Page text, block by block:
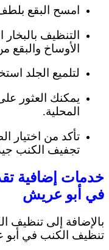
امسح البقع
التنظيف
الأوساخ والبقع
لتلميع الجلد
يمكنك العثور
المحلية.
تأكد من اختيار
تجفيف الكنب
خدمات إضافية
في أبو عريش
بالإضافة إلى تنظيف
تنظيف الكنب في